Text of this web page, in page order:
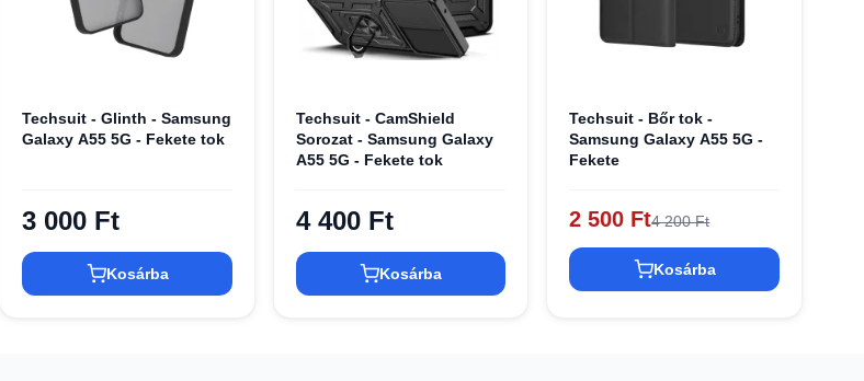
Techsuit - Glinth - Samsung
Galaxy A55 5G - Fekete tok
3 000 Ft
Kosárba
Techsuit - CamShield
Sorozat - Samsung Galaxy
A55 5G - Fekete tok
4 400 Ft
Kosárba
Techsuit - Bőr tok -
Samsung Galaxy A55 5G -
Fekete
2 500 Ft4 200 Ft
Kosárba